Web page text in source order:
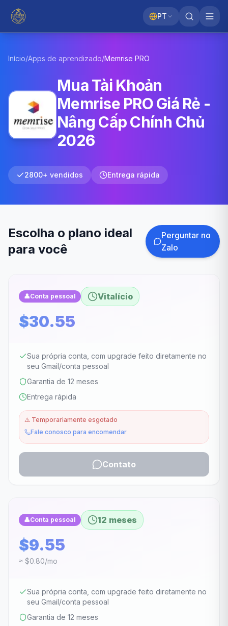
PT
Início/Apps de aprendizado/Memrise PRO
Mua Tài Khoản
Memrise PRO Giá Rẻ -
Nâng Cấp Chính Chủ
2026
2800+ vendidos Entrega rápida
Escolha o plano ideal
para você
Perguntar no
Zalo
👤Conta pessoal Vitalício
$30.55
Sua própria conta, com upgrade feito diretamente no
seu Gmail/conta pessoal
Garantia de 12 meses
Entrega rápida
⚠️ Temporariamente esgotado
Fale conosco para encomendar
Contato
👤Conta pessoal 12 meses
$9.55
≈ $0.80/mo
Sua própria conta, com upgrade feito diretamente no
seu Gmail/conta pessoal
Garantia de 12 meses